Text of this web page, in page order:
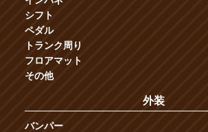
シフト
ペダル
トランク周り
フロアマット
その他
外装
バンパー